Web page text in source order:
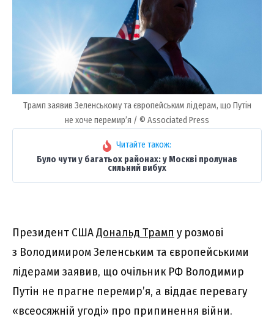
Трамп заявив Зеленському та європейським лідерам, що Путін
не хоче перемирʼя / © Associated Press
Читайте також:
Було чути у багатьох районах: у Москві пролунав
сильний вибух
Президент СШАДональд Трамп у розмові
з Володимиром Зеленським та європейськими
лідерами заявив, що очільник РФ Володимир
Путін не прагне перемир’я, а віддає перевагу
«всеосяжній угоді» про припинення війни.